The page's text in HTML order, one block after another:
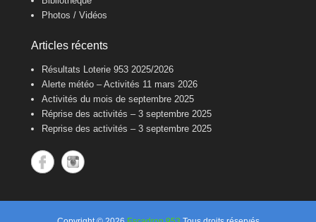
Photos / Vidéos
Articles récents
Résultats Loterie 953 2025/2026
Alerte météo – Activités 11 mars 2026
Activités du mois de septembre 2025
Réprise des activités – 3 septembre 2025
Reprise des activités – 3 septembre 2025